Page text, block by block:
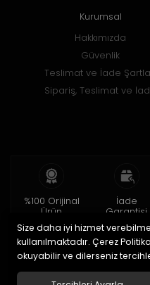
Kurumsal
Hakkımızda
Güvenlik
Teslimat ve İade
Sipariş, Teslimat ve
%100 Orijinal
Ürün
2 yıl garanti
İade
Garantisi
15 gün içinde
iade
Size daha iyi hizmet
kullanılmaktadır. Çerez
okuyabilir ve dilerseniz